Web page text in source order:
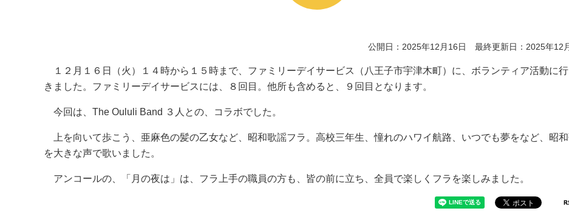
公開日：2025年12月16日 最終更新日：2025年12
１２月１６日（火）１４時から１５時まで、ファミリーデイサービス（八王子市宇津木町）に、ボランティア活動に
きました。ファミリーデイサービスには、８回目。他所も含めると、９回目となります。
今回は、The Oululi Band ３人との、コラボでした。
上を向いて歩こう、亜麻色の髪の乙女など、昭和歌謡フラ。高校三年生、憧れのハワイ航路、いつでも夢をなど、昭
を大きな声で歌いました。
アンコールの、「月の夜は」は、フラ上手の職員の方も、皆の前に立ち、全員で楽しくフラを楽しみました。